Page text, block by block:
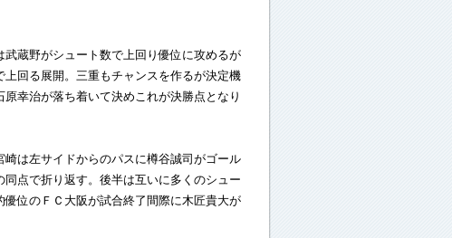
蔵野がシュート数で上回り優位に攻めるが
回る展開。三重もチャンスを作るが決定機
幸治が落ち着いて決めこれが決勝点となり
は左サイドからのパスに樽谷誠司がゴール
点で折り返す。後半は互いに多くのシュー
位のＦＣ大阪が試合終了間際に木匠貴大が